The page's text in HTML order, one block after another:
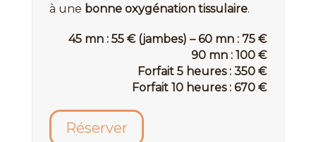
à une bonne oxygénation tissulaire.
45 mn : 55 € (jambes) – 60 mn : 75 €
90 mn : 100 €
Forfait 5 heures : 350 €
Forfait 10 heures : 670 €
Réserver